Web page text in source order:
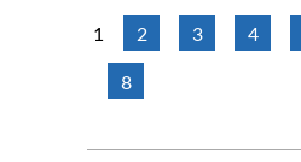
1 2 3 4
8